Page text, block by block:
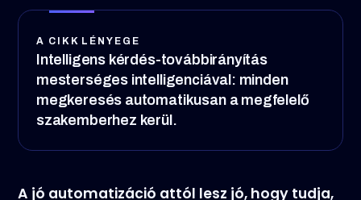
A CIKK LÉNYEGE
Intelligens kérdés-továbbirányítás
mesterséges intelligenciával: minden
megkeresés automatikusan a megfelelő
szakemberhez kerül.
A jó automatizáció attól lesz jó, hogy tudja,